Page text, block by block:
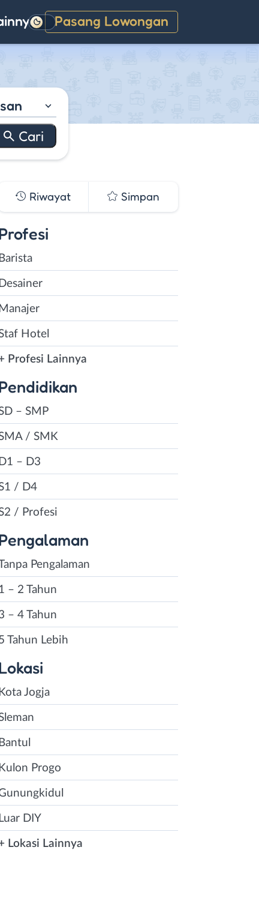
Pasang Lowongan
Gelap
Riwayat Simpan
Barista
Desainer
Manajer
Hotel
Profesi Lainnya
– SMP
/ SMK
D1 – D3
/ D4
/ Profesi
Pengalaman
– 2 Tahun
– 4 Tahun
Tahun Lebih
Kota Jogja
Bantul
Kulon Progo
Luar DIY
Lokasi Lainnya